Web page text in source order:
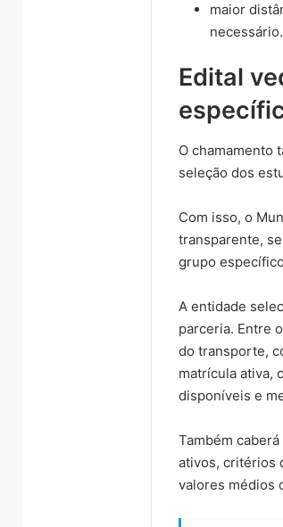
maior
necessário.
Edital
O chamamento
seleção dos
Com isso, o
transparente,
grupo
A entidade
parceria. Entre
do transporte,
matrícula ativa,
disponíveis e
Também
ativos, critérios
valores médios